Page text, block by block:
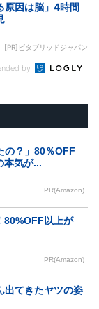
原因は脳」4時間
[PR]ビタブリッドジャパン
by
の？」80％OFF
本気が...
PR(Amazon)
80%OFF以上が
PR(Amazon)
出てきたヤツの姿